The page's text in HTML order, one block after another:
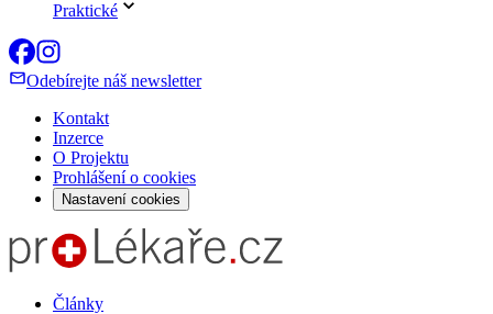
Praktické
Odebírejte náš newsletter
Kontakt
Inzerce
O Projektu
Prohlášení o cookies
Nastavení cookies
Články